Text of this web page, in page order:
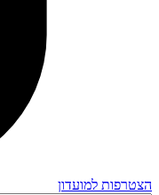
הצטרפות למועדון